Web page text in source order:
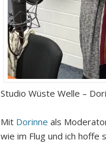
Studio Wüste Welle –
Mit Dorinne als
wie im Flug und ich